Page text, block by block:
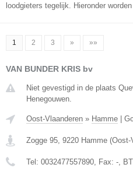
loodgieters tegelijk. Hieronder
1 2 3 » »»
VAN BUNDER KRIS bv
Niet gevestigd in de plaats
Henegouwen.
Oost-Vlaanderen » Hamme
Zogge 95, 9220 Hamme (Oost-
Tel: 0032477557890, Fax: -,